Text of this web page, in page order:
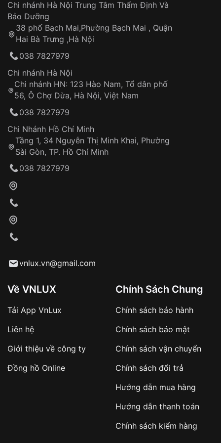
Áp dụng cho tất cả tỉnh thành trên toàn quốc
Thời gian tính từ khi xác nhận đơn hàng thành
công
Hotline: 0585 215 215
Từ khóa SEO:
Khách hàng kiểm tra và thanh toán trực tiếp
Từ khóa SEO:
sản phẩm đặc biệt
hàng
Số tiền còn lại thanh toán khi nhận hàng hoặc
✔️ Đảm bảo xử lý đơn hàng nhanh chóng
✔️ Hạn chế tình trạng hủy đơn không mong
Dây đeo
Sản phẩm đã bị:
Tự ý sửa chữa
thống VNLUX
Đảm bảo quyền lợi khách hàng
Đồng hành cùng khách hàng trong suốt quá
trình sử dụng
Chi nhánh Hà Nội Trung Tâm Thẩm Định Và
Bảo Dưỡng
38 phố Bạch Mai,Phường Bạch Mai , Quận
Hai Bà Trưng ,Hà Nội
038 7827979
Chi nhánh Hà Nội
Chi nhánh HN: 123 Hào Nam, Tổ dân phố
56, Ô Chợ Dừa, Hà Nội, Việt Nam
038 7827979
Chi Nhánh Hồ Chí Minh
Tầng 1, 34 Nguyễn Thị Minh Khai, Phường
Sài Gòn, TP. Hồ Chí Minh
038 7827979
vnlux.vn@gmail.com
Về VNLUX
Tải App VnLux
Liên hệ
Giới thiệu về công ty
Đồng hồ Online
Chính Sách Chung
Chính sách bảo hành
Chính sách bảo mật
Chính sách vận chuyển
Chính sách đổi trả
Hướng dẫn mua hàng
Hướng dẫn thanh toán
Chính sách kiểm hàng